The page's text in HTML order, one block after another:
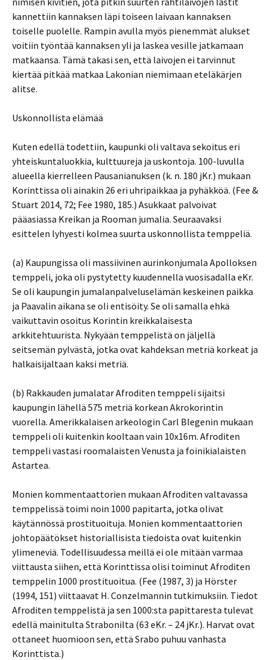
kannettiin kannaksen läpi toiseen laivaan kannaksen
toiselle puolelle. Rampin avulla myös pienemmät alukset
voitiin työntää kannaksen yli ja laskea vesille jatkamaan
matkaansa. Tämä takasi sen, että laivojen ei tarvinnut
kiertää pitkää matkaa Lakonian niemimaan eteläkärjen
alitse.
Uskonnollista elämää
Kuten edellä todettiin, kaupunki oli valtava sekoitus eri
yhteiskuntaluokkia, kulttuureja ja uskontoja. 100-luvulla
alueella kierrelleen Pausanianuksen (k. n. 180 jKr.) mukaan
Korinttissa oli ainakin 26 eri uhripaikkaa ja pyhäkköä. (Fee &
Stuart 2014, 72; Fee 1980, 185.) Asukkaat palvoivat
pääasiassa Kreikan ja Rooman jumalia. Seuraavaksi
esittelen lyhyesti kolmea suurta uskonnollista temppeliä.
(a) Kaupungissa oli massiivinen aurinkonjumala Apolloksen
temppeli, joka oli pystytetty kuudennella vuosisadalla eKr.
Se oli kaupungin jumalanpalveluselämän keskeinen paikka
ja Paavalin aikana se oli entisöity. Se oli samalla ehkä
vaikuttavin osoitus Korintin kreikkalaisesta
arkkitehtuurista. Nykyään temppelistä on jäljellä
seitsemän pylvästä, jotka ovat kahdeksan metriä korkeat ja
halkaisijaltaan kaksi metriä.
(b) Rakkauden jumalatar Afroditen temppeli sijaitsi
kaupungin lähellä 575 metriä korkean Akrokorintin
vuorella. Amerikkalaisen arkeologin Carl Blegenin mukaan
temppeli oli kuitenkin kooltaan vain 10x16m. Afroditen
temppeli vastasi roomalaisten Venusta ja foinikialaisten
Astartea.
Monien kommentaattorien mukaan Afroditen valtavassa
temppelissä toimi noin 1000 papitarta, jotka olivat
käytännössä prostituoituja. Monien kommentaattorien
johtopäätökset historiallisista tiedoista ovat kuitenkin
ylimeneviä. Todellisuudessa meillä ei ole mitään varmaa
viittausta siihen, että Korinttissa olisi toiminut Afroditen
temppelin 1000 prostituoitua. (Fee (1987, 3) ja Hörster
(1994, 151) viittaavat H. Conzelmannin tutkimuksiin. Tiedot
Afroditen temppelistä ja sen 1000:sta papittaresta tulevat
edellä mainitulta Strabonilta (63 eKr. – 24 jKr.). Harvat ovat
ottaneet huomioon sen, että Srabo puhuu vanhasta
Korinttista.)